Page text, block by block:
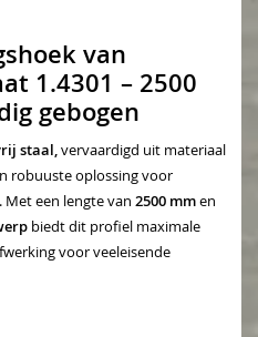
van
1.4301 – 2500
gebogen
staal,vervaardigd uit materiaal
robuuste oplossing voor
een lengte van 2500 mmen
biedt dit profiel maximale
voor veeleisende